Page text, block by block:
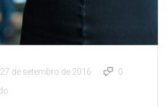
27 de setembro de 2016
0